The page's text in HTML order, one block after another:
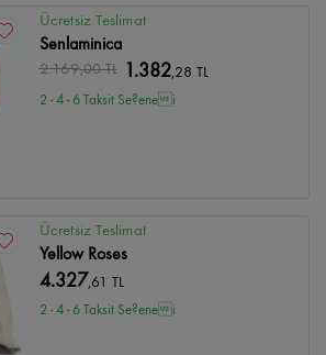
Ücretsiz Teslimat
Senlaminica
2.169,00 TL 1.382,28 TL
2 - 4 - 6 Taksit Se?enei
Ücretsiz Teslimat
Yellow Roses
4.327,61 TL
2 - 4 - 6 Taksit Se?enei